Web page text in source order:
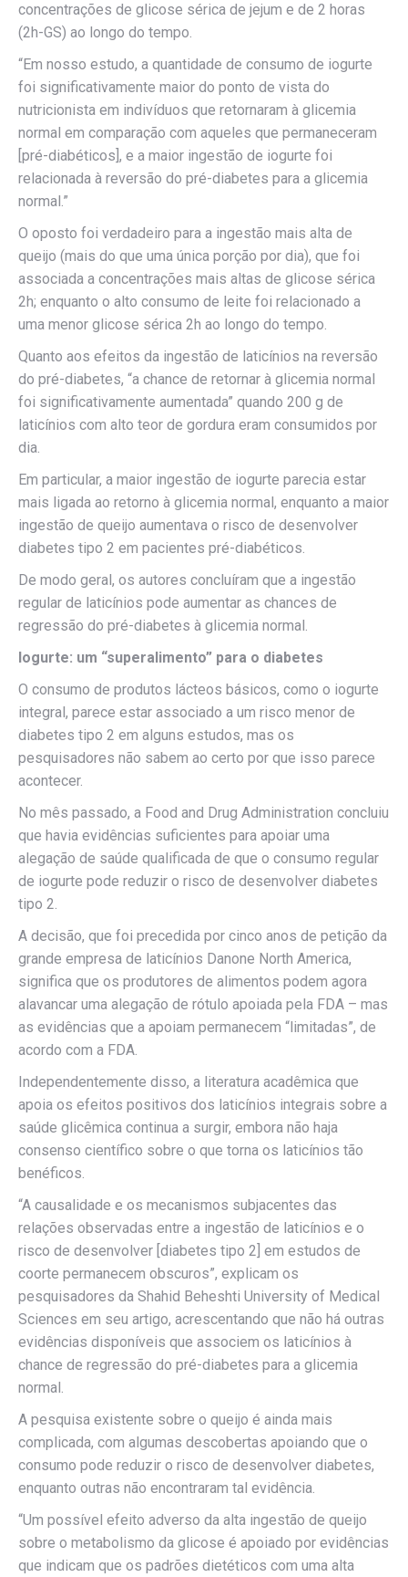
concentrações de glicose sérica de jejum e de 2 horas
(2h-GS) ao longo do tempo.
“Em nosso estudo, a quantidade de consumo de iogurte
foi significativamente maior do ponto de vista do
nutricionista em indivíduos que retornaram à glicemia
normal em comparação com aqueles que permaneceram
[pré-diabéticos], e a maior ingestão de iogurte foi
relacionada à reversão do pré-diabetes para a glicemia
normal.”
O oposto foi verdadeiro para a ingestão mais alta de
queijo (mais do que uma única porção por dia), que foi
associada a concentrações mais altas de glicose sérica
2h; enquanto o alto consumo de leite foi relacionado a
uma menor glicose sérica 2h ao longo do tempo.
Quanto aos efeitos da ingestão de laticínios na reversão
do pré-diabetes, “a chance de retornar à glicemia normal
foi significativamente aumentada” quando 200 g de
laticínios com alto teor de gordura eram consumidos por
dia.
Em particular, a maior ingestão de iogurte parecia estar
mais ligada ao retorno à glicemia normal, enquanto a maior
ingestão de queijo aumentava o risco de desenvolver
diabetes tipo 2 em pacientes pré-diabéticos.
De modo geral, os autores concluíram que a ingestão
regular de laticínios pode aumentar as chances de
regressão do pré-diabetes à glicemia normal.
Iogurte: um “superalimento” para o diabetes
O consumo de produtos lácteos básicos, como o iogurte
integral, parece estar associado a um risco menor de
diabetes tipo 2 em alguns estudos, mas os
pesquisadores não sabem ao certo por que isso parece
acontecer.
No mês passado, a Food and Drug Administration concluiu
que havia evidências suficientes para apoiar uma
alegação de saúde qualificada de que o consumo regular
de iogurte pode reduzir o risco de desenvolver diabetes
tipo 2.
A decisão, que foi precedida por cinco anos de petição da
grande empresa de laticínios Danone North America,
significa que os produtores de alimentos podem agora
alavancar uma alegação de rótulo apoiada pela FDA – mas
as evidências que a apoiam permanecem “limitadas”, de
acordo com a FDA.
Independentemente disso, a literatura acadêmica que
apoia os efeitos positivos dos laticínios integrais sobre a
saúde glicêmica continua a surgir, embora não haja
consenso científico sobre o que torna os laticínios tão
benéficos.
“A causalidade e os mecanismos subjacentes das
relações observadas entre a ingestão de laticínios e o
risco de desenvolver [diabetes tipo 2] em estudos de
coorte permanecem obscuros”, explicam os
pesquisadores da Shahid Beheshti University of Medical
Sciences em seu artigo, acrescentando que não há outras
evidências disponíveis que associem os laticínios à
chance de regressão do pré-diabetes para a glicemia
normal.
A pesquisa existente sobre o queijo é ainda mais
complicada, com algumas descobertas apoiando que o
consumo pode reduzir o risco de desenvolver diabetes,
enquanto outras não encontraram tal evidência.
“Um possível efeito adverso da alta ingestão de queijo
sobre o metabolismo da glicose é apoiado por evidências
que indicam que os padrões dietéticos com uma alta